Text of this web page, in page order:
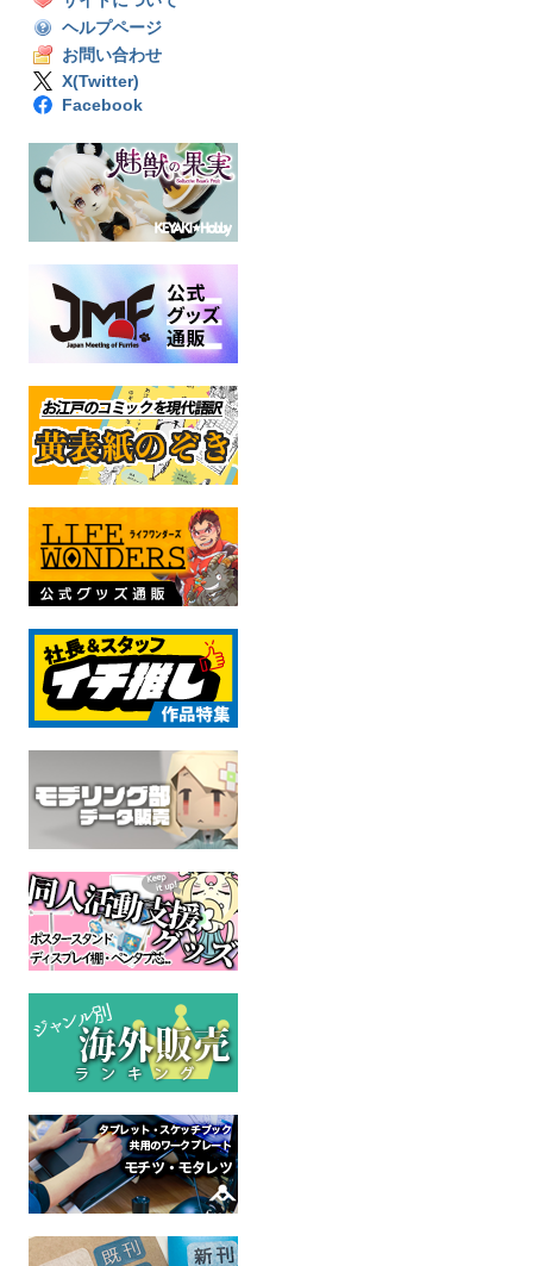
ヘルプページ
お問い合わせ
X(Twitter)
Facebook